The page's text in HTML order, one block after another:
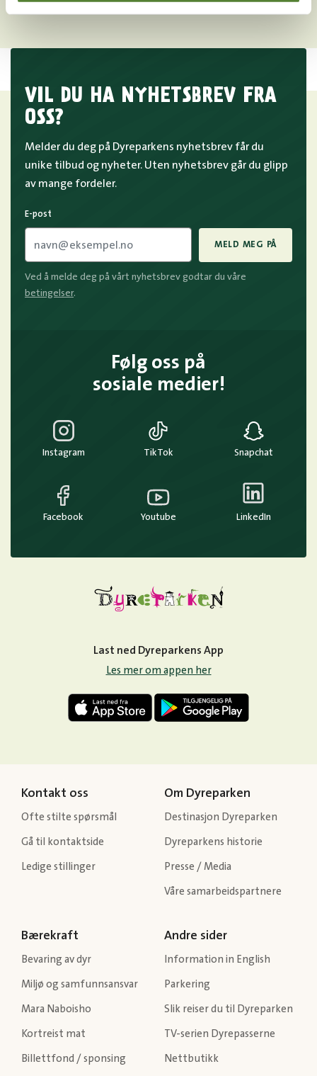
VIL DU HA NYHETSBREV FRA
OSS?
Melder du deg på Dyreparkens nyhetsbrev får du
unike tilbud og nyheter. Uten nyhetsbrev går du glipp
av mange fordeler.
E-post
MELD MEG PÅ
Ved å melde deg på vårt nyhetsbrev godtar du våre
betingelser.
Følg oss på
sosiale medier!
Instagram TikTok Snapchat
Facebook Youtube LinkedIn
Last ned Dyreparkens App
Les mer om appen her
Kontakt oss
Ofte stilte spørsmål
Gå til kontaktside
Ledige stillinger
Om Dyreparken
Destinasjon Dyreparken
Dyreparkens historie
Presse / Media
Våre samarbeidspartnere
Bærekraft
Bevaring av dyr
Miljø og samfunnsansvar
Mara Naboisho
Kortreist mat
Billettfond / sponsing
Andre sider
Information in English
Parkering
Slik reiser du til Dyreparken
TV-serien Dyrepasserne
Nettbutikk